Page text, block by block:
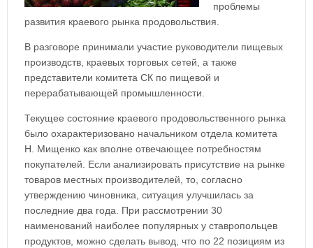
проблемы
развития краевого рынка продовольствия.
В разговоре принимали участие руководители пищевых
производств, краевых торговых сетей, а также
представители комитета СК по пищевой и
перерабатывающей промышленности.
Текущее состояние краевого продовольственного рынка
было охарактеризовано начальником отдела комитета
Н. Мищенко как вполне отвечающее потребностям
покупателей. Если анализировать присутствие на рынке
товаров местных производителей, то, согласно
утверждению чиновника, ситуация улучшилась за
последние два года. При рассмотрении 30
наименований наиболее популярных у ставропольцев
продуктов, можно сделать вывод, что по 22 позициям из